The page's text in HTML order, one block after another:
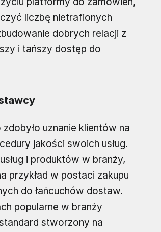
liczbę nietrafionych
dobrych relacji z
i tańszy dostęp do
uznanie klientów na
jakości swoich usług.
i produktów w branży,
przykład w postaci zakupu
do łańcuchów dostaw.
popularne w branży
stworzony na